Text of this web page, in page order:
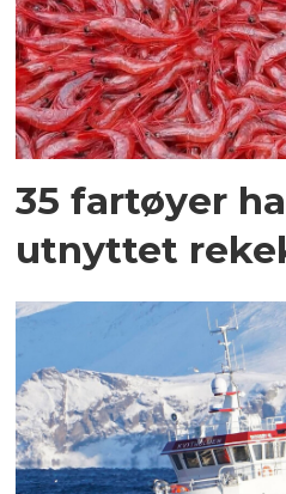
35 fartøyer
utnyttet